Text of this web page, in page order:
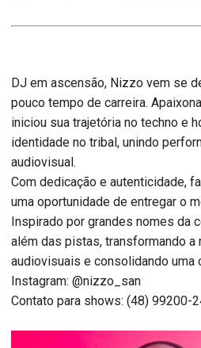
DJ em ascensão, Nizzo vem se
pouco tempo de carreira.
iniciou sua trajetória no techno e
identidade no tribal, unindo
audiovisual.
Com dedicação e autenticidade,
uma oportunidade de entregar o
Inspirado por grandes nomes da
além das pistas, transformando a
audiovisuais e consolidando uma
Instagram: @nizzo_san
Contato para shows: (48) 99200-